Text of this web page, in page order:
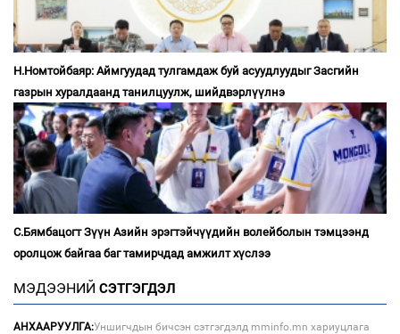
Н.Номтойбаяр: Аймгуудад тулгамдаж буй асуудлуудыг Засгийн
газрын хуралдаанд танилцуулж, шийдвэрлүүлнэ
С.Бямбацогт Зүүн Азийн эрэгтэйчүүдийн волейболын тэмцээнд
оролцож байгаа баг тамирчдад амжилт хүслээ
МЭДЭЭНИЙ СЭТГЭГДЭЛ
АНХААРУУЛГА:Уншигчдын бичсэн сэтгэгдэлд mminfo.mn хариуцлага